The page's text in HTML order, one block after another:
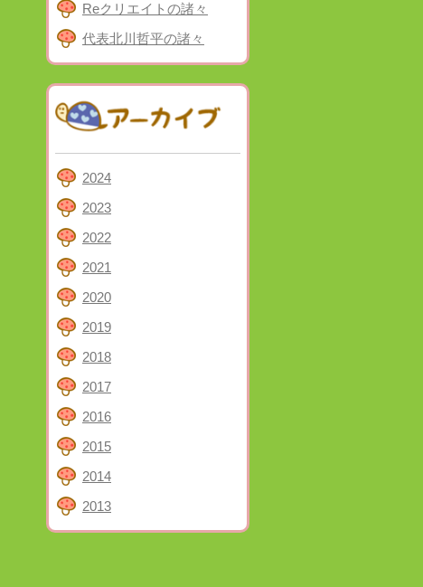
Reクリエイトの諸々
代表北川哲平の諸々
2024
2023
2022
2021
2020
2019
2018
2017
2016
2015
2014
2013